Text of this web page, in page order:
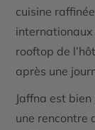
cuisine
rooftop de
après une
Jaffna est bien
une rencontre